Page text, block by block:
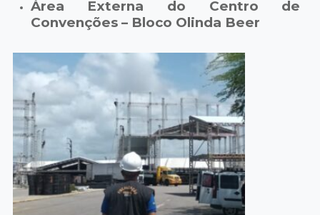
Área Externa do Centro de
Convenções – Bloco Olinda Beer